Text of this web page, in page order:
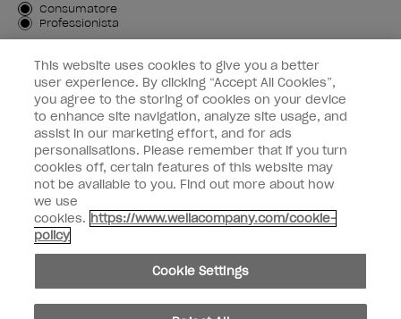
Tipo di cliente
Consumatore
Professionista
ISCRIVIMI
Informazioni per i clienti
OPI & voi
instagramfacebook
Copyright 2026, Wella Operations US LLC. Tutti i diritti riservati.
This website uses cookies to give you a better
user experience. By clicking “Accept All Cookies”,
you agree to the storing of cookies on your device
to enhance site navigation, analyze site usage, and
assist in our marketing effort, and for ads
personalisations. Please remember that if you turn
cookies off, certain features of this website may
not be available to you. Find out more about how
we use
cookies. https://www.wellacompany.com/cookie-
policy
Cookie Settings